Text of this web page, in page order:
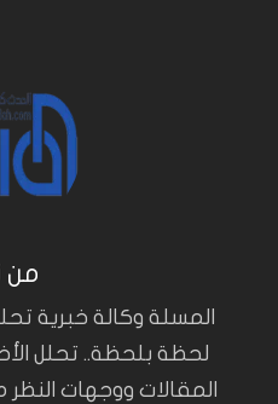
من
المسلة وكالة خبرية
لحظة بلحظة.. تحلل
المقالات ووجهات